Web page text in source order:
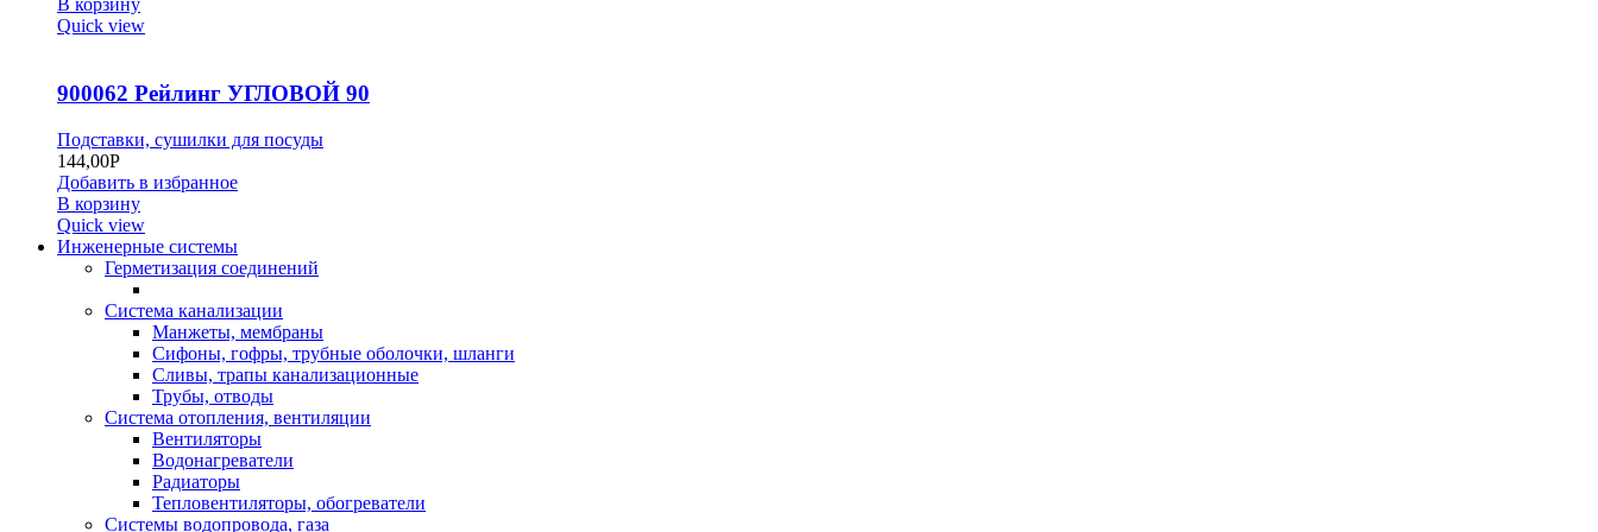
В корзину
Quick view
900062 Рейлинг УГЛОВОЙ 90
Подставки, сушилки для посуды
144,00Р
Добавить в избранное
В корзину
Quick view
Инженерные системы
Герметизация соединений
Система канализации
Манжеты, мембраны
Сифоны, гофры, трубные оболочки, шланги
Сливы, трапы канализационные
Трубы, отводы
Система отопления, вентиляции
Вентиляторы
Водонагреватели
Радиаторы
Тепловентиляторы, обогреватели
Системы водопровода, газа